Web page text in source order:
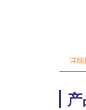
详细